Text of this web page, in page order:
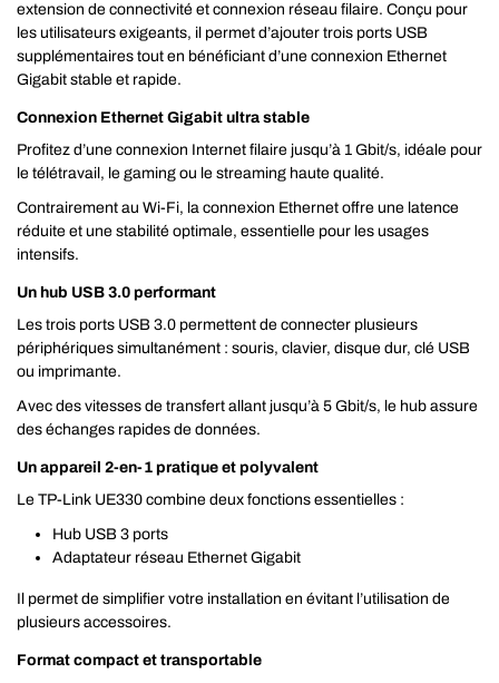
extension de connectivité et connexion réseau filaire. Conçu pour
les utilisateurs exigeants, il permet d’ajouter trois ports USB
supplémentaires tout en bénéficiant d’une connexion Ethernet
Gigabit stable et rapide.
Connexion Ethernet Gigabit ultra stable
Profitez d’une connexion Internet filaire jusqu’à 1 Gbit/s, idéale pour
le télétravail, le gaming ou le streaming haute qualité.
Contrairement au Wi-Fi, la connexion Ethernet offre une latence
réduite et une stabilité optimale, essentielle pour les usages
intensifs.
Un hub USB 3.0 performant
Les trois ports USB 3.0 permettent de connecter plusieurs
périphériques simultanément : souris, clavier, disque dur, clé USB
ou imprimante.
Avec des vitesses de transfert allant jusqu’à 5 Gbit/s, le hub assure
des échanges rapides de données.
Un appareil 2-en-1 pratique et polyvalent
Le TP-Link UE330 combine deux fonctions essentielles :
Hub USB 3 ports
Adaptateur réseau Ethernet Gigabit
Il permet de simplifier votre installation en évitant l’utilisation de
plusieurs accessoires.
Format compact et transportable